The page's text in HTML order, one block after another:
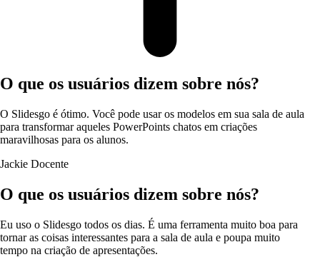
O que os usuários dizem sobre nós?
O Slidesgo é ótimo. Você pode usar os modelos em sua sala de aula
para transformar aqueles PowerPoints chatos em criações
maravilhosas para os alunos.
Jackie Docente
O que os usuários dizem sobre nós?
Eu uso o Slidesgo todos os dias. É uma ferramenta muito boa para
tornar as coisas interessantes para a sala de aula e poupa muito
tempo na criação de apresentações.